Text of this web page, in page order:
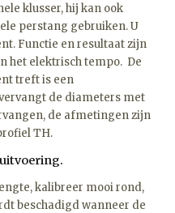
klusser, hij kan ook
perstang gebruiken. U
Functie en resultaat zijn
het elektrisch tempo. De
treft is een
de diameters met
de afmetingen zijn
TH.
kalibreer mooi rond,
beschadigd wanneer de